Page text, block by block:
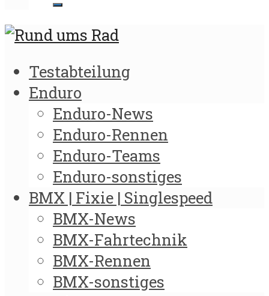
Testabteilung
Enduro
Enduro-News
Enduro-Rennen
Enduro-Teams
Enduro-sonstiges
BMX | Fixie | Singlespeed
BMX-News
BMX-Fahrtechnik
BMX-Rennen
BMX-sonstiges